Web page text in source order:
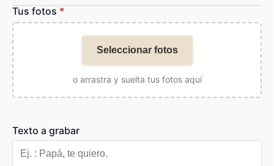
Tus fotos *
Seleccionar fotos
o arrastra y suelta tus fotos aquí
Texto a grabar